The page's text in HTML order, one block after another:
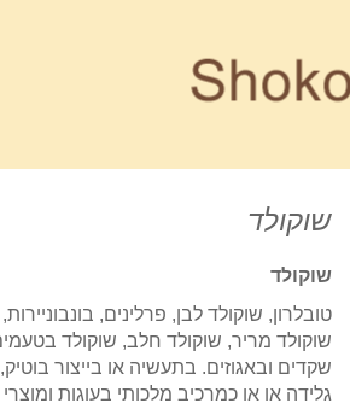
שוקולד
שוקולד
טובלרון, שוקולד לבן, פרלינים,
שוקולד מריר, שוקולד חלב, שוקולד
שקדים ובאגוזים. בתעשיה או בייצור
גלידה או או כמרכיב מלכותי בעוגות